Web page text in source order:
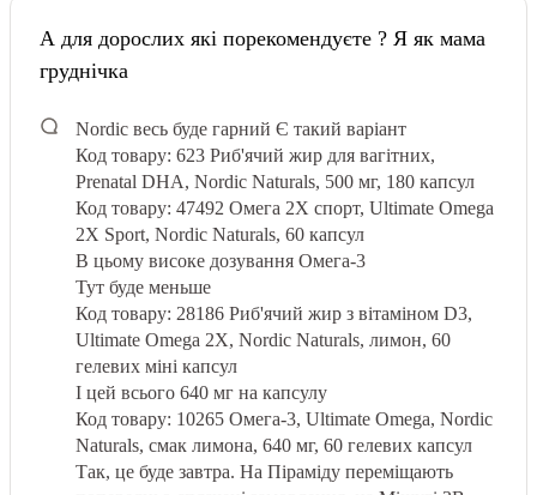
А для дорослих які порекомендуєте ? Я як мама
груднічка
Nordic весь буде гарний Є такий варіант
Код товару: 623 Риб'ячий жир для вагітних,
Prenatal DHA, Nordic Naturals, 500 мг, 180 капсул
Код товару: 47492 Омега 2X спорт, Ultimate Omega
2X Sport, Nordic Naturals, 60 капсул
В цьому високе дозування Омега-3
Тут буде меньше
Код товару: 28186 Риб'ячий жир з вітаміном D3,
Ultimate Omega 2X, Nordic Naturals, лимон, 60
гелевих міні капсул
І цей всього 640 мг на капсулу
Код товару: 10265 Омега-3, Ultimate Omega, Nordic
Naturals, смак лимона, 640 мг, 60 гелевих капсул
Так, це буде завтра. На Піраміду переміщають